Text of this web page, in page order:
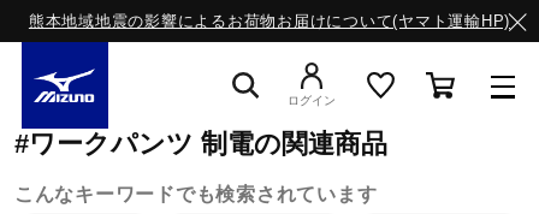
熊本地域地震の影響によるお荷物お届けについて(ヤマト運輸HP)
ログイン
ミズノ公式オンライン
#ワークパンツ 制電の関連商品
こんなキーワードでも検索されています